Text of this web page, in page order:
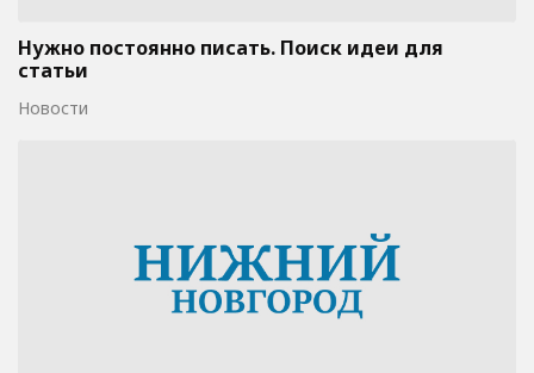
Нужно постоянно писать. Поиск идеи для
статьи
Новости